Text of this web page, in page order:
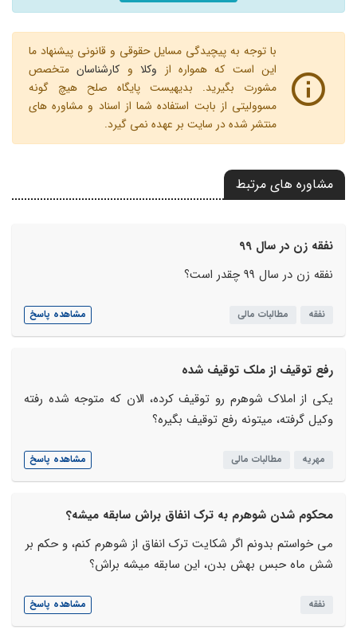
با توجه به پیچیدگی مسایل حقوقی و قانونی پیشنهاد ما
این است که همواره از وکلاو کارشناسانمتخصص
مشورت بگیرید. بدیهیست پایگاه صلح هیچ گونه
مسوولیتی از بابت استفاده شما از اسناد و مشاوره های
منتشر شده در سایت بر عهده نمی گیرد.
مشاوره های مرتبط
نفقه زن در سال 99
نفقه زن در سال 99 چقدر است؟
نفقه مطالبات مالی مشاهده پاسخ
رفع توقیف از ملک توقیف شده
یکی از املاک شوهرم رو توقیف کرده، الان که متوجه شده رفته
وکیل گرفته، میتونه رفع توقیف بگیره؟
مهریه مطالبات مالی مشاهده پاسخ
محکوم شدن شوهرم به ترک انفاق براش سابقه میشه؟
می خواستم بدونم اگر شکایت ترک انفاق از شوهرم کنم، و حکم بر
شش ماه حبس بهش بدن، این سابقه میشه براش؟
نفقه مشاهده پاسخ